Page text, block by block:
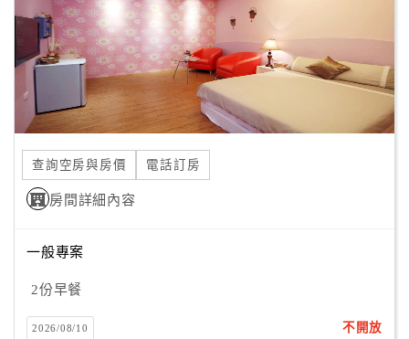
度
訂
單
管
理
員
戶
查詢空房與房價 電話訂房
房間詳細內容
一般專案
2份早餐
2026/08/10 不開放